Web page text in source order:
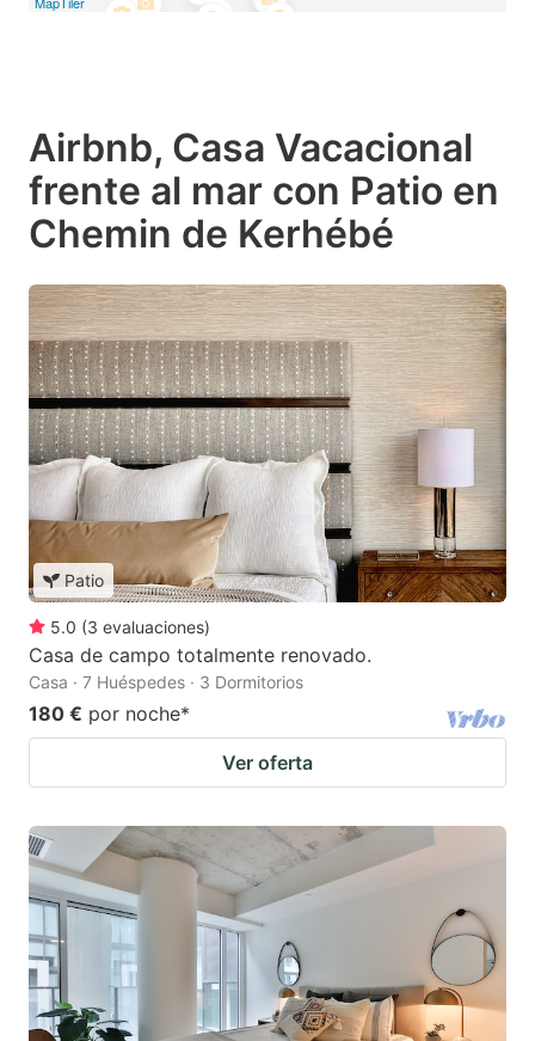
Airbnb, Casa Vacacional
frente al mar con Patio en
Chemin de Kerhébé
Patio
5.0 (3 evaluaciones)
Casa de campo totalmente renovado.
Casa · 7 Huéspedes · 3 Dormitorios
180 € por noche*
Ver oferta